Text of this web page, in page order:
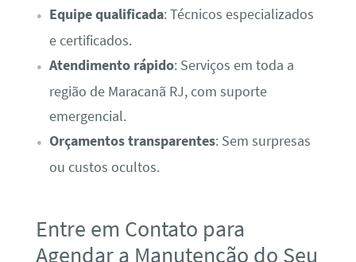
Equipe qualificada: Técnicos especializados
e certificados.
Atendimento rápido: Serviços em toda a
região de Maracanã RJ, com suporte
emergencial.
Orçamentos transparentes: Sem surpresas
ou custos ocultos.
Entre em Contato para
Agendar a Manutenção do Seu